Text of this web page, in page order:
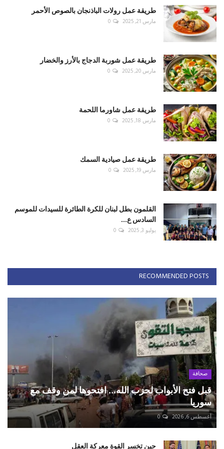
طريقة عمل رولات الباذنجان بالصوص الأحمر
مارس 21, 2025 0
طريقة عمل شوربة الدجاج بالأرز والخضار
مارس 20, 2025 0
طريقة عمل شاورما اللحمة
مارس 18, 2025 0
طريقة عمل صيادية السمك
مارس 19, 2025 0
القلمون بطل لبنان للكرة الطائرة للسيدات للموسم
السادس ع...
يوليو 3, 2025 0
RECOMMENDED POSTS
صحافة
قبل فتح الأبواب لحزب الله... افتحوها لمن وقف مع
سوريا
أغسطس 6, 2026 0
حين تخسر القوة معركة العقل